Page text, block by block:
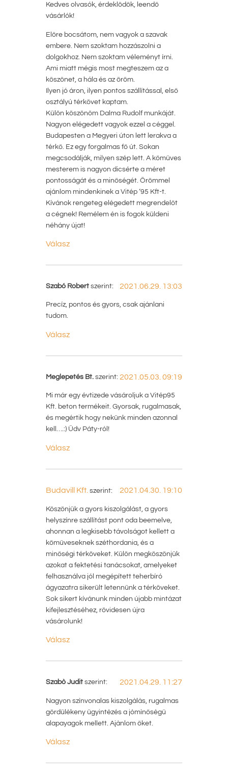
Kedves olvasók, érdeklödők, leendő
vásárlók!
Előre bocsátom, nem vagyok a szavak
embere. Nem szoktam hozzászolni a
dolgokhoz. Nem szoktam véleményt írni.
Ami miatt mégis most megteszem az a
köszönet, a hála és az öröm.
Ilyen jó áron, ilyen pontos szállítással, első
osztályú térkövet kaptam.
Külön köszönöm Dalma Rudolf munkáját.
Nagyon elégedett vagyok ezzel a céggel.
Budapesten a Megyeri úton lett lerakva a
térkő. Ez egy forgalmas fő út. Sokan
megcsodálják, milyen szép lett. A kőmüves
mesterem is nagyon dicsérte a méret
pontosságát és a minőségét. Örömmel
ajánlom mindenkinek a Vitép ‘95 Kft-t.
Kívánok rengeteg elégedett megrendelőt
a cégnek! Remélem én is fogok küldeni
néhány újat!
Válasz
Szabó Robert szerint: 2021.06.29. 13:03
Precíz, pontos és gyors, csak ajánlani
tudom.
Válasz
Meglepetés Bt. szerint: 2021.05.03. 09:19
Mi már egy évtizede vásároljuk a Vitép95
Kft. beton termékeit. Gyorsak, rugalmasak,
és megértik hogy nekünk minden azonnal
kell….:) Üdv Páty-ról!
Válasz
Budavill Kft. szerint: 2021.04.30. 19:10
Köszönjük a gyors kiszolgálást, a gyors
helyszínre szállítást pont oda beemelve,
ahonnan a legkisebb távolságot kellett a
kőműveseknek széthordania, és a
minőségi térköveket. Külön megköszönjük
azokat a fektetési tanácsokat, amelyeket
felhasználva jól megépített teherbíró
ágyazatra sikerült letennünk a térköveket.
Sok sikert kívánunk minden újabb mintázat
kifejlesztéséhez, rövidesen újra
vásárolunk!
Válasz
Szabò Judit szerint: 2021.04.29. 11:27
Nagyon szìnvonalas kiszolgàlàs, rugalmas
gördülèkeny ügyintèzés a jòmìnősègű
alapayagok mellett. Ajànlom őket.
Válasz